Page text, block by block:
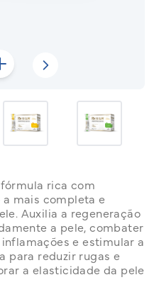
rica com
mais completa e
Auxilia a regeneração
a pele, combater
e estimular a
para reduzir rugas e
a elasticidade da pele